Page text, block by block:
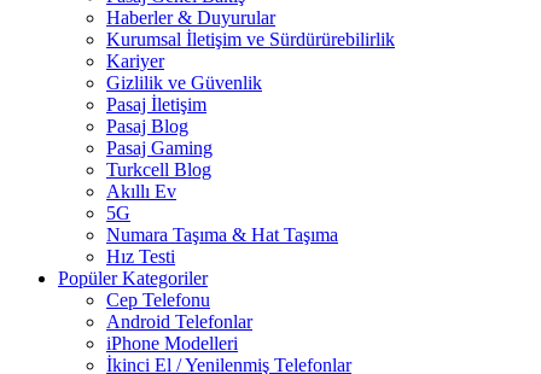
Haberler & Duyurular
Kurumsal İletişim ve Sürdürürebilirlik
Kariyer
Gizlilik ve Güvenlik
Pasaj İletişim
Pasaj Blog
Pasaj Gaming
Turkcell Blog
Akıllı Ev
5G
Numara Taşıma & Hat Taşıma
Hız Testi
Popüler Kategoriler
Cep Telefonu
Android Telefonlar
iPhone Modelleri
İkinci El / Yenilenmiş Telefonlar